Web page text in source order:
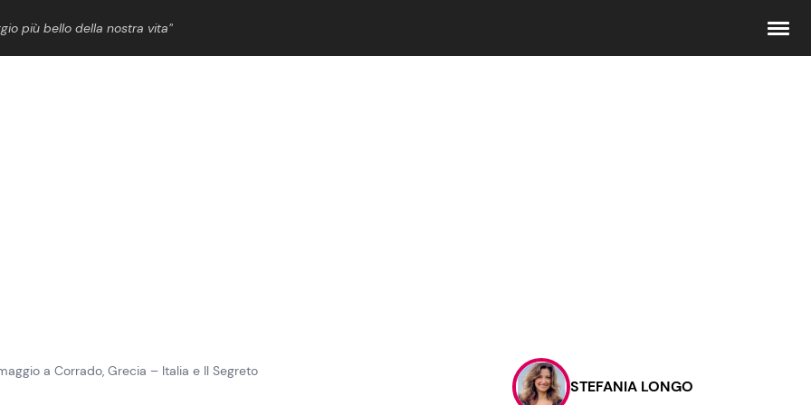
più bello della nostra vita”
Contattaci
Pubblicità
a Corrado, Grecia – Italia e Il Segreto
STEFANIA LONGO